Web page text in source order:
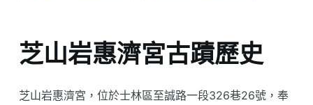
芝山岩惠濟宮古蹟歷史
芝山岩惠濟宮，位於士林區至誠路一段326巷26號，奉